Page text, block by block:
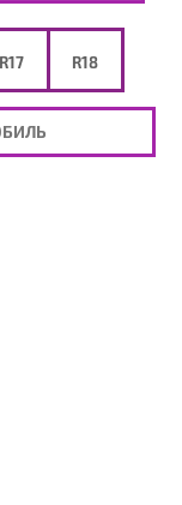
R17 R18